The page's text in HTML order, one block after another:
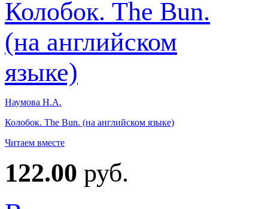
Наумова Н.А.
Колобок. The Bun. (на английском языке)
Читаем вместе
122.00 руб.